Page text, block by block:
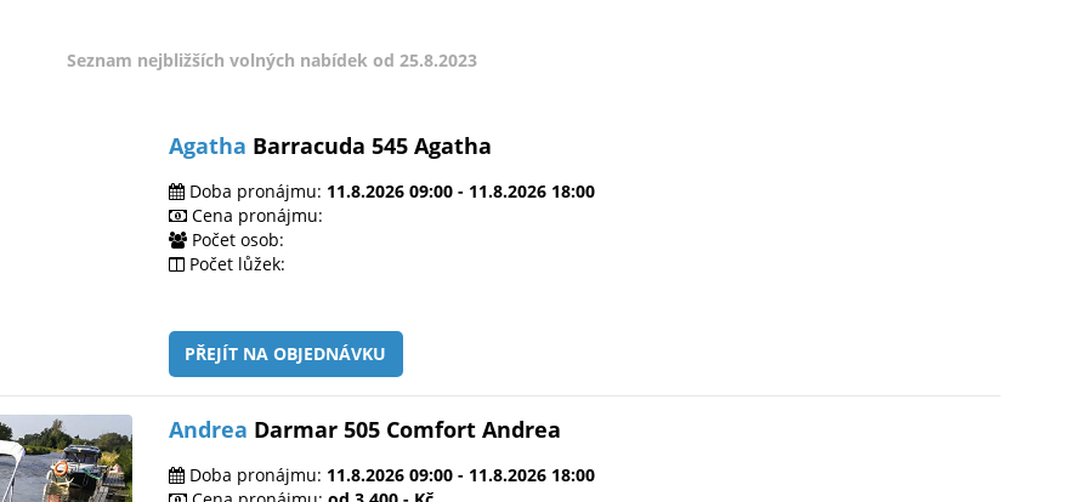
Seznam nejbližších volných nabídek od 25.8.2023
Agatha Barracuda 545 Agatha
Doba pronájmu: 11.8.2026 09:00 - 11.8.2026 18:00
Cena pronájmu:
Počet osob:
Počet lůžek:
PŘEJÍT NA OBJEDNÁVKU
Andrea Darmar 505 Comfort Andrea
Doba pronájmu: 11.8.2026 09:00 - 11.8.2026 18:00